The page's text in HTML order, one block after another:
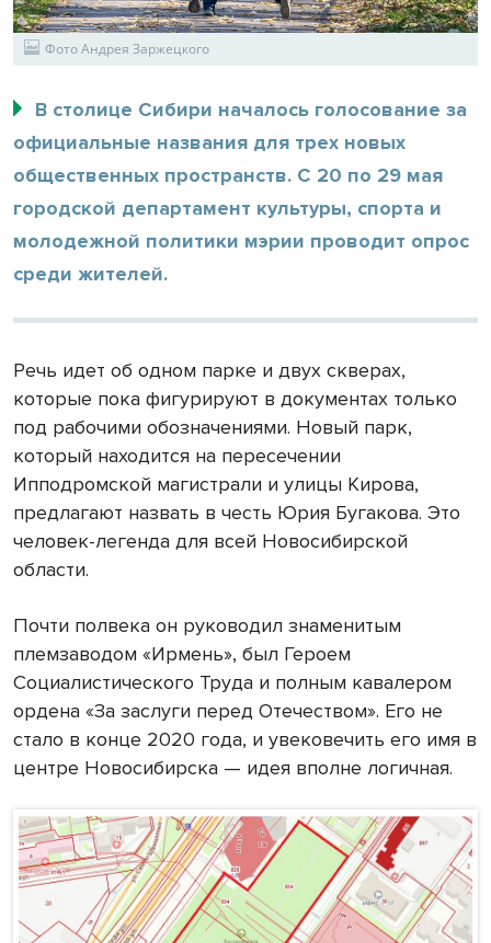
Фото Андрея Заржецкого
В столице Сибири началось голосование за
официальные названия для трех новых
общественных пространств. С 20 по 29 мая
городской департамент культуры, спорта и
молодежной политики мэрии проводит опрос
среди жителей.
Речь идет об одном парке и двух скверах,
которые пока фигурируют в документах только
под рабочими обозначениями. Новый парк,
который находится на пересечении
Ипподромской магистрали и улицы Кирова,
предлагают назвать в честь Юрия Бугакова. Это
человек-легенда для всей Новосибирской
области.
Почти полвека он руководил знаменитым
племзаводом «Ирмень», был Героем
Социалистического Труда и полным кавалером
ордена «За заслуги перед Отечеством». Его не
стало в конце 2020 года, и увековечить его имя в
центре Новосибирска — идея вполне логичная.